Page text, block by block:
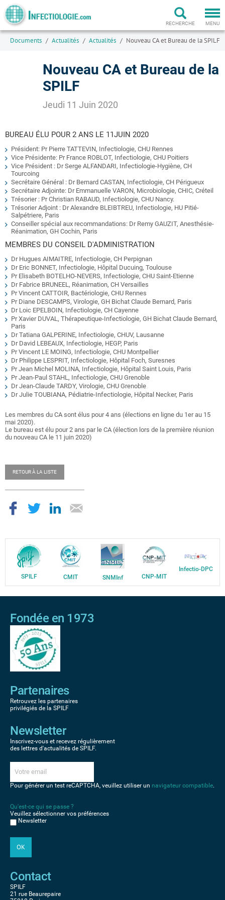
MENU
RECHERCHE
Documents Actualités Actualités Nouveau CA et Bureau de la SPILF
Nouveau CA et Bureau de la
SPILF
Jeudi 11 Juin 2020
BUREAU ÉLU POUR 2 ANS LE 11JUIN 2020
Président: Pr Pierre TATTEVIN, Infectiologie, CHU Rennes
Vice Présidente: Pr France ROBLOT, Infectiologie, CHU Poitiers
Vice Président : Dr Serge ALFANDARI, Infectiologie-Hygiène, CH
Tourcoing
Secrétaire Général : Dr Bernard CASTAN, Infectiologie, CH Périgueux
Secrétaire Adjointe: Dr Emmanuelle VARON, Microbiologie, CHIC, Créteil
Trésorier : Pr Christian RABAUD, Infectiologie, CHU Nancy.
Trésorier Adjoint : Dr Alexandre BLEIBTREU, Infectiologie, HU Pitié-
Salpétriere, Paris
Conseiller spécial aux recommandations: Dr Remy GAUZIT, Anesthésie-
Réanimation, GH Cochin, Paris
MEMBRES DU CONSEIL D'ADMINISTRATION
Dr Hugues AIMAITRE, Infectiologie, CH Perpignan
Dr Eric BONNET, Infectiologie, Hôpital Ducuing, Toulouse
Pr Elisabeth BOTELHO-NEVERS, Infectiologie, CHU Saint-Etienne
Dr Fabrice BRUNEEL, Réanimation, CH Versailles
Pr Vincent CATTOIR, Bactériologie, CHU Rennes
Pr Diane DESCAMPS, Virologie, GH Bichat Claude Bernard, Paris
Dr Loic EPELBOIN, Infectiologie, CH Cayenne
Pr Xavier DUVAL, Thérapeutique-Infectiologie, GH Bichat Claude Bernard,
Paris
Dr Tatiana GALPERINE, Infectiologie, CHUV, Lausanne
Dr David LEBEAUX, Infectiologie, HEGP, Paris
Pr Vincent LE MOING, Infectiologie, CHU Montpellier
Dr Philippe LESPRIT, Infectiologie, Hôpital Foch, Suresnes
Pr Jean Michel MOLINA, Infectiologie, Hôpital Saint Louis, Paris
Pr Jean-Paul STAHL, Infectiologie, CHU Grenoble
Dr Jean-Claude TARDY, Virologie, CHU Grenoble
Dr Julie TOUBIANA, Pédiatrie-Infectiologie, Hôpital Necker, Paris
Les membres du CA sont élus pour 4 ans (élections en ligne du 1er au 15
mai 2020).
Le bureau est élu pour 2 ans par le CA (élection lors de la première réunion
du nouveau CA le 11 juin 2020)
RETOUR À LA LISTE
SPILF CMIT SNMInf CNP-MIT
Infectio-DPC
Fondée en 1973
Partenaires
Retrouvez les partenaires
privilégiés de la SPILF
Newsletter
Inscrivez-vous et recevez régulièrement
des lettres d'actualités de SPILF.
Pour générer un test reCAPTCHA, veuillez utiliser un navigateur compatible.
Qu'est-ce qui se passe ?
Veuillez sélectionner vos préférences
Newsletter
Contact
SPILF
21 rue Beaurepaire